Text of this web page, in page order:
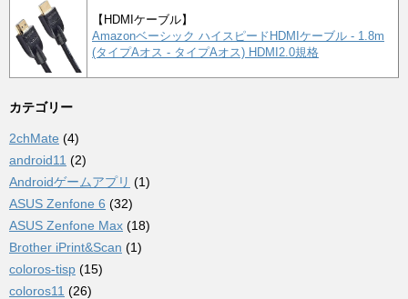
【HDMIケーブル】
Amazonベーシック ハイスピードHDMIケーブル - 1.8m
(タイプAオス - タイプAオス) HDMI2.0規格
カテゴリー
2chMate (4)
android11 (2)
Androidゲームアプリ (1)
ASUS Zenfone 6 (32)
ASUS Zenfone Max (18)
Brother iPrint&Scan (1)
coloros-tisp (15)
coloros11 (26)